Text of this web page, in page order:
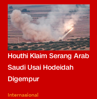
Houthi Klaim Serang Arab
Saudi Usai Hodeidah
Digempur
Internasional